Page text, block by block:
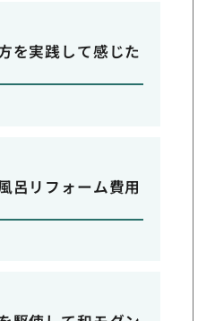
を実践して感じた
呂リフォーム費用